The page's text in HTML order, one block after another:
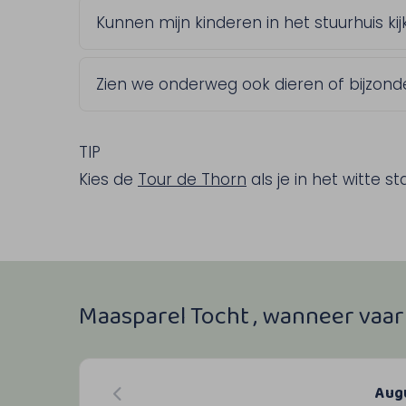
voorbij: Maasbracht, Wessem en
Kunnen mijn kinderen in het stuurhuis
kapitein naar binnen, vragen stellen
kinderen naar de kapitein.
Zien we onderweg ook dieren of
geluk watersporters en dieren spotten.
TIP
Kies de Tour de Thorn als je in het witte
Maasparel Tocht , wanneer